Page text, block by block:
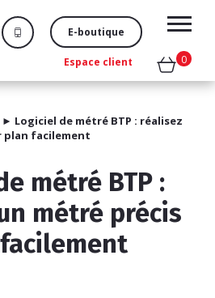
E-boutique
0
Espace client
► Logiciel de métré BTP : réalisez
plan facilement
métré BTP :
métré précis